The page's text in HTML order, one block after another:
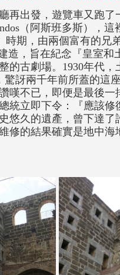
再出發，遊覽車又跑了
（阿斯班多斯），這
時期，由兩個富有的兄
造，旨在紀念『皇室和
的古劇場。1930年代，
驚訝兩千年前所蓋的這
嘆不已，即便是最後一
統立即下令：『應該
悠久的遺產，曾下達了
修的結果確實是地中海